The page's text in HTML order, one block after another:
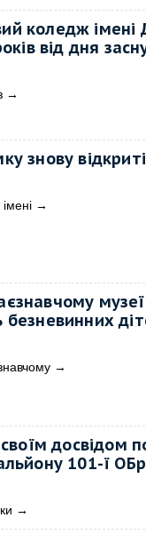
коледж імені
від дня
→
знову
→
→
досвідом
101-ї
→